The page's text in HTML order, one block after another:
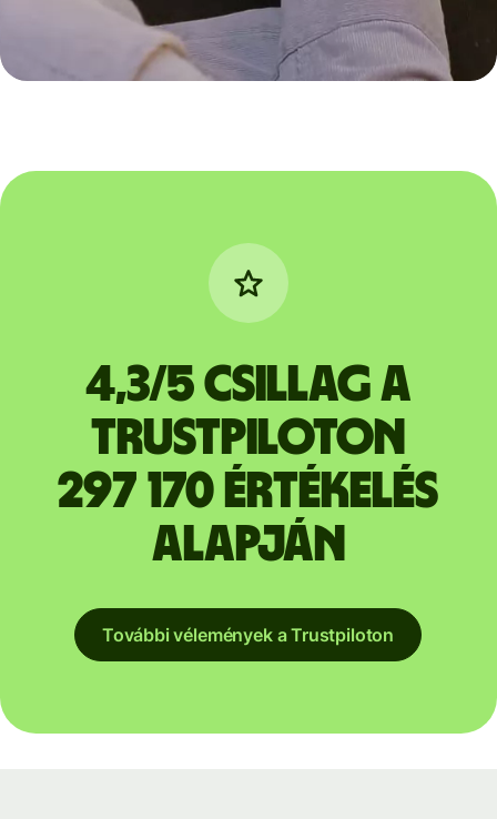
4,3/5 csillag a
Trustpiloton
297 170 értékelés
alapján
További vélemények a Trustpiloton